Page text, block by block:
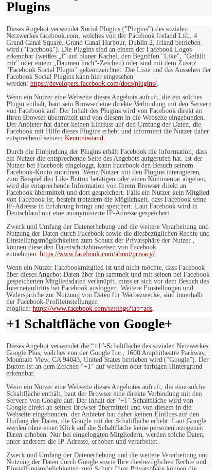
Plugins
Dieses Angebot verwendet Social Plugins ("Plugins") des sozialen
Netzwerkes facebook.com, welches von der Facebook Ireland Ltd., 4
Grand Canal Square, Grand Canal Harbour, Dublin 2, Irland betrieben
wird ("Facebook"). Die Plugins sind an einem der Facebook Logos
erkennbar (weißes „f“ auf blauer Kachel, den Begriffen "Like", "Gefällt
mir" oder einem „Daumen hoch“-Zeichen) oder sind mit dem Zusatz
"Facebook Social Plugin" gekennzeichnet. Die Liste und das Aussehen der
Facebook Social Plugins kann hier eingesehen
werden: https://developers.facebook.com/docs/plugins/.
Wenn ein Nutzer eine Webseite dieses Angebots aufruft, die ein solches
Plugin enthält, baut sein Browser eine direkte Verbindung mit den Servern
von Facebook auf. Der Inhalt des Plugins wird von Facebook direkt an
Ihren Browser übermittelt und von diesem in die Webseite eingebunden.
Der Anbieter hat daher keinen Einfluss auf den Umfang der Daten, die
Facebook mit Hilfe dieses Plugins erhebt und informiert die Nutzer daher
entsprechend seinem Kenntnisstand:
Durch die Einbindung der Plugins erhält Facebook die Information, dass
ein Nutzer die entsprechende Seite des Angebots aufgerufen hat. Ist der
Nutzer bei Facebook eingeloggt, kann Facebook den Besuch seinem
Facebook-Konto zuordnen. Wenn Nutzer mit den Plugins interagieren,
zum Beispiel den Like Button betätigen oder einen Kommentar abgeben,
wird die entsprechende Information von Ihrem Browser direkt an
Facebook übermittelt und dort gespeichert. Falls ein Nutzer kein Mitglied
von Facebook ist, besteht trotzdem die Möglichkeit, dass Facebook seine
IP-Adresse in Erfahrung bringt und speichert. Laut Facebook wird in
Deutschland nur eine anonymisierte IP-Adresse gespeichert.
Zweck und Umfang der Datenerhebung und die weitere Verarbeitung und
Nutzung der Daten durch Facebook sowie die diesbezüglichen Rechte und
Einstellungsmöglichkeiten zum Schutz der Privatsphäre der Nutzer ,
können diese den Datenschutzhinweisen von Facebook
entnehmen: https://www.facebook.com/about/privacy/.
Wenn ein Nutzer Facebookmitglied ist und nicht möchte, dass Facebook
über dieses Angebot Daten über ihn sammelt und mit seinen bei Facebook
gespeicherten Mitgliedsdaten verknüpft, muss er sich vor dem Besuch des
Internetauftritts bei Facebook ausloggen. Weitere Einstellungen und
Widersprüche zur Nutzung von Daten für Werbezwecke, sind innerhalb
der Facebook-Profileinstellungen
möglich: https://www.facebook.com/settings?tab=ads.
+1 Schaltfläche von Google+
Dieses Angebot verwendet die “+1″-Schaltfläche des sozialen Netzwerkes
Google Plus, welches von der Google Inc., 1600 Amphitheatre Parkway,
Mountain View, CA 94043, United States betrieben wird (“Google”). Der
Button ist an dem Zeichen “+1″ auf weißem oder farbigen Hintergrund
erkennbar.
Wenn ein Nutzer eine Webseite dieses Angebotes aufruft, die eine solche
Schaltfläche enthält, baut der Browser eine direkte Verbindung mit den
Servern von Google auf. Der Inhalt der “+1″-Schaltfläche wird von
Google direkt an seinen Browser übermittelt und von diesem in die
Webseite eingebunden. der Anbieter hat daher keinen Einfluss auf den
Umfang der Daten, die Google mit der Schaltfläche erhebt. Laut Google
werden ohne einen Klick auf die Schaltfläche keine personenbezogenen
Daten erhoben. Nur bei eingeloggten Mitgliedern, werden solche Daten,
unter anderem die IP-Adresse, erhoben und verarbeitet.
Zweck und Umfang der Datenerhebung und die weitere Verarbeitung und
Nutzung der Daten durch Google sowie Ihre diesbezüglichen Rechte und